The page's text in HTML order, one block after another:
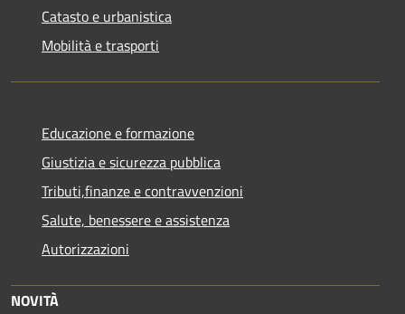
Catasto e urbanistica
Mobilità e trasporti
Educazione e formazione
Giustizia e sicurezza pubblica
Tributi,finanze e contravvenzioni
Salute, benessere e assistenza
Autorizzazioni
NOVITÀ